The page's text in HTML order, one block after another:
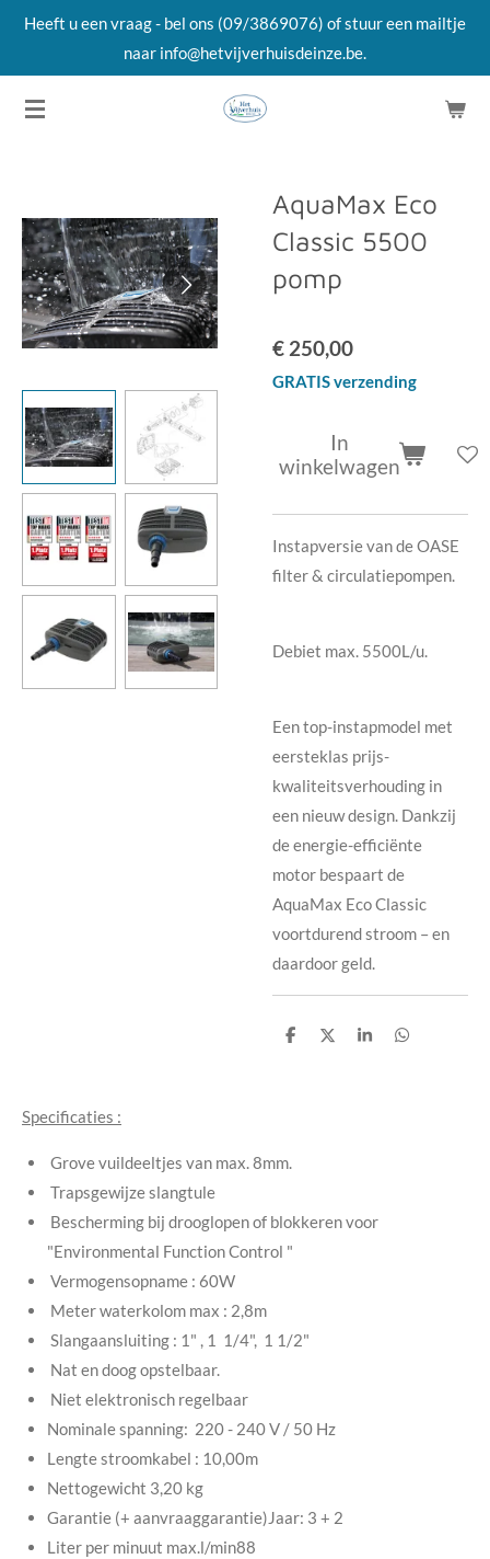
Ga
de
Heeft u een vraag - bel ons (09/3869076) of stuur een mailtje
naar info@hetvijverhuisdeinze.be.
AquaMax Eco
Classic 5500
pomp
€ 250,00
GRATIS verzending
In
winkelwagen
Instapversie van de OASE
filter & circulatiepompen.
Debiet max. 5500L/u.
Een top-instapmodel met
eersteklas prijs-
kwaliteitsverhouding in
een nieuw design. Dankzij
de energie-efficiënte
motor bespaart de
AquaMax Eco Classic
voortdurend stroom – en
daardoor geld.
D
D
S
D
Specificaties :
Grove vuildeeltjes van max. 8mm.
Trapsgewijze slangtule
Bescherming bij drooglopen of blokkeren voor
"Environmental Function Control "
Vermogensopname : 60W
Meter waterkolom max : 2,8m
Slangaansluiting : 1" , 1 1/4", 1 1/2"
Nat en doog opstelbaar.
Niet elektronisch regelbaar
Nominale spanning: 220 - 240 V / 50 Hz
Lengte stroomkabel : 10,00m
Nettogewicht 3,20 kg
Garantie (+ aanvraaggarantie)Jaar: 3 + 2
Liter per minuut max.l/min88